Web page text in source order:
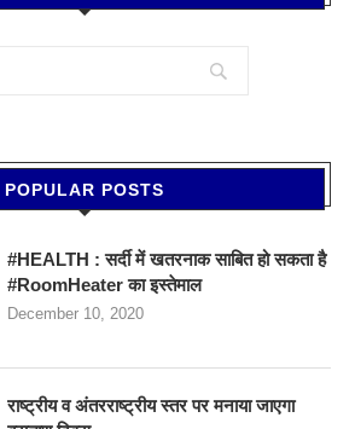
POPULAR POSTS
#HEALTH : सर्दी में खतरनाक साबित हो सकता है
#RoomHeater का इस्तेमाल
December 10, 2020
राष्ट्रीय व अंतरराष्ट्रीय स्तर पर मनाया जाएगा